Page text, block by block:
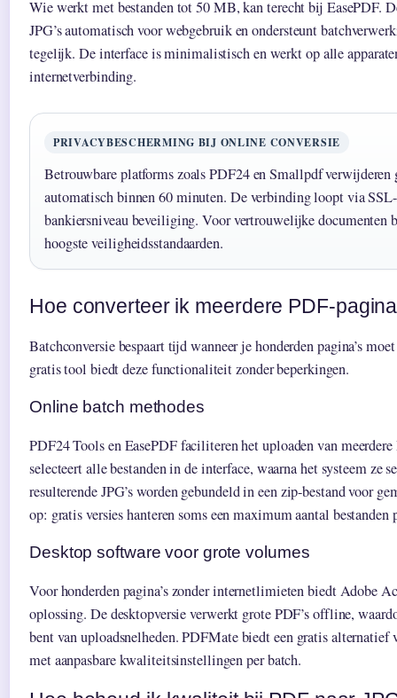
Wie werkt met bestanden tot 50 MB, kan terecht bij EasePDF.
JPG’s automatisch voor webgebruik en ondersteunt
tegelijk. De interface is minimalistisch en werkt op alle
internetverbinding.
PRIVACYBESCHERMING BIJ ONLINE CONVERSIE
Betrouwbare platforms zoals PDF24 en Smallpdf verwijderen
automatisch binnen 60 minuten. De verbinding loopt via
bankiersniveau beveiliging. Voor vertrouwelijke documenten
hoogste veiligheidsstandaarden.
Hoe converteer ik meerdere PDF-
Batchconversie bespaart tijd wanneer je honderden pagina’s
gratis tool biedt deze functionaliteit zonder beperkingen.
Online batch methodes
PDF24 Tools en EasePDF faciliteren het uploaden van meerdere
selecteert alle bestanden in de interface, waarna het systeem ze
resulterende JPG’s worden gebundeld in een zip-bestand voor
op: gratis versies hanteren soms een maximum aantal bestanden
Desktop software voor grote volumes
Voor honderden pagina’s zonder internetlimieten biedt Adobe
oplossing. De desktopversie verwerkt grote PDF’s offline,
bent van uploadsnelheden. PDFMate biedt een gratis alternatief
met aanpasbare kwaliteitsinstellingen per batch.